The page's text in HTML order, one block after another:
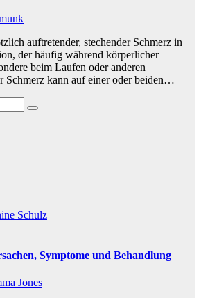
auftretender, stechender Schmerz in
der häufig während körperlicher
beim Laufen oder anderen
Schmerz kann auf einer oder beiden…
Schulz
Symptome und Behandlung
Jones